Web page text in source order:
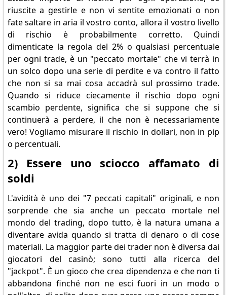
riuscite a gestirle e non vi sentite emozionati o non
fate saltare in aria il vostro conto, allora il vostro livello
di rischio è probabilmente corretto. Quindi
dimenticate la regola del 2% o qualsiasi percentuale
per ogni trade, è un "peccato mortale" che vi terrà in
un solco dopo una serie di perdite e va contro il fatto
che non si sa mai cosa accadrà sul prossimo trade.
Quando si riduce ciecamente il rischio dopo ogni
scambio perdente, significa che si suppone che si
continuerà a perdere, il che non è necessariamente
vero! Vogliamo misurare il rischio in dollari, non in pip
o percentuali.
2) Essere uno sciocco affamato di
soldi
L'avidità è uno dei "7 peccati capitali" originali, e non
sorprende che sia anche un peccato mortale nel
mondo del trading, dopo tutto, è la natura umana a
diventare avida quando si tratta di denaro o di cose
materiali. La maggior parte dei trader non è diversa dai
giocatori del casinò; sono tutti alla ricerca del
"jackpot". È un gioco che crea dipendenza e che non ti
abbandona finché non ne esci fuori in un modo o